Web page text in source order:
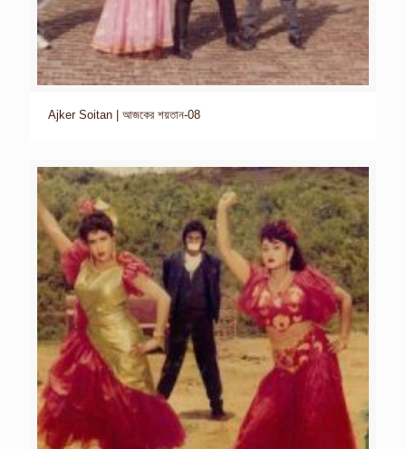
Ajker Soitan | আজকের শয়তান-08